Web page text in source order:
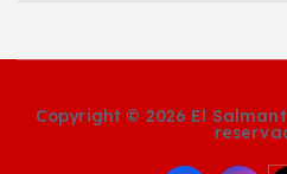
Copyright © 2026 El